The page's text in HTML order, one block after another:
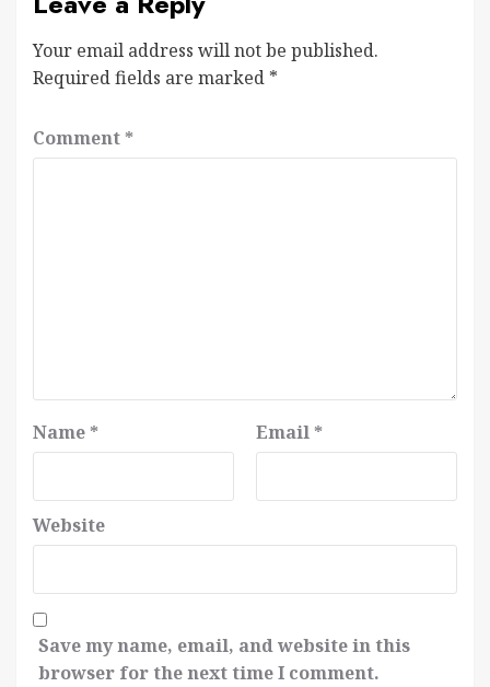
Your email address will not be published.
Required fields are marked *
Comment *
Name * Email *
Website
Save my name, email, and website in this
browser for the next time I comment.